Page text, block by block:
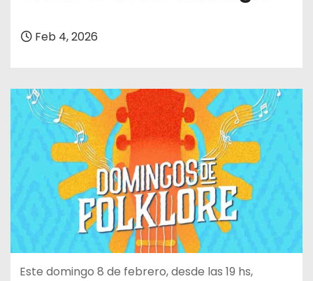
Feb 4, 2026
Este domingo 8 de febrero, desde las 19 hs,